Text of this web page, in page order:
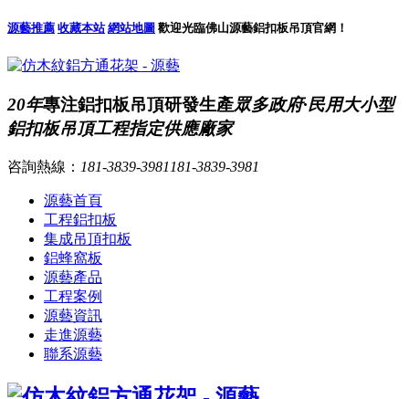
源藝推薦 收藏本站 網站地圖 歡迎光臨佛山源藝鋁扣板吊頂官網！
20年專注鋁扣板吊頂研發生產眾多政府·民用大小型
鋁扣板吊頂工程指定供應廠家
咨詢熱線： 181-3839-3981 181-3839-3981
源藝首頁
工程鋁扣板
集成吊頂扣板
鋁蜂窩板
源藝產品
工程案例
源藝資訊
走進源藝
聯系源藝